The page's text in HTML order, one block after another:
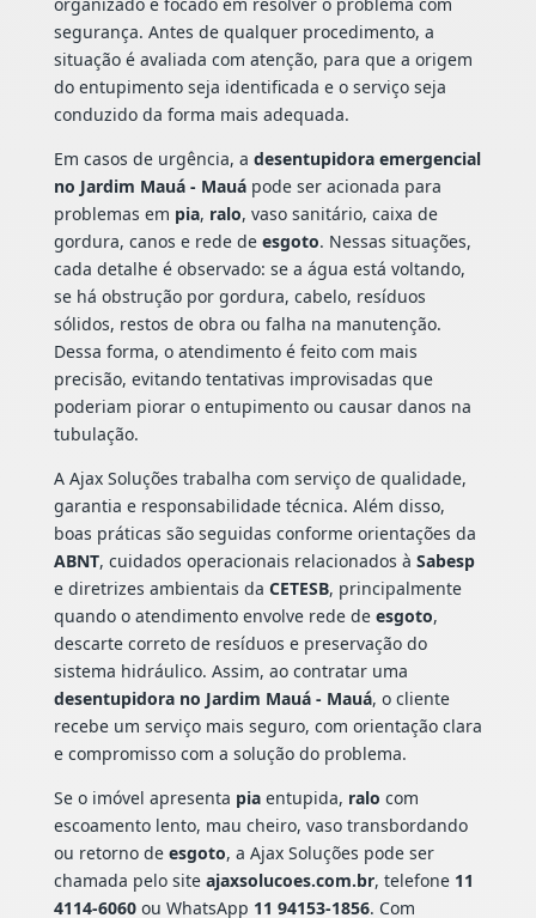
segurança. Antes de qualquer procedimento, a
situação é avaliada com atenção, para que a origem
do entupimento seja identificada e o serviço seja
conduzido da forma mais adequada.
Em casos de urgência, a desentupidora emergencial
no Jardim Mauá - Mauápode ser acionada para
problemas em pia, ralo, vaso sanitário, caixa de
gordura, canos e rede de esgoto. Nessas situações,
cada detalhe é observado: se a água está voltando,
se há obstrução por gordura, cabelo, resíduos
sólidos, restos de obra ou falha na manutenção.
Dessa forma, o atendimento é feito com mais
precisão, evitando tentativas improvisadas que
poderiam piorar o entupimento ou causar danos na
tubulação.
A Ajax Soluções trabalha com serviço de qualidade,
garantia e responsabilidade técnica. Além disso,
boas práticas são seguidas conforme orientações da
ABNT, cuidados operacionais relacionados à Sabesp
e diretrizes ambientais da CETESB, principalmente
quando o atendimento envolve rede de esgoto,
descarte correto de resíduos e preservação do
sistema hidráulico. Assim, ao contratar uma
desentupidora no Jardim Mauá - Mauá, o cliente
recebe um serviço mais seguro, com orientação clara
e compromisso com a solução do problema.
Se o imóvel apresenta piaentupida, ralo com
escoamento lento, mau cheiro, vaso transbordando
ou retorno de esgoto, a Ajax Soluções pode ser
chamada pelo site ajaxsolucoes.com.br, telefone 11
4114-6060ou WhatsApp 11 94153-1856. Com